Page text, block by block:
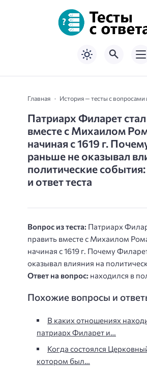
Главная История — тесты с вопросами
Патриарх Филарет
вместе с Михаилом
начиная с 1619 г.
раньше не оказывал
политические
и ответ теста
Вопрос из теста: Патриарх
править вместе с Михаилом
начиная с 1619 г. Почему
оказывал влияния на
Ответ на вопрос: находился в
Похожие вопросы и
В каких отношениях
патриарх Филарет и…
Когда состоялся
котором был…